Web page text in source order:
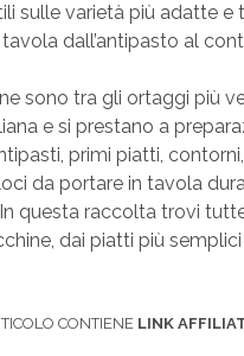
sulle varietà più adatte e
dall’antipasto al
sono tra gli ortaggi più
e si prestano a
primi piatti,
da portare in tavola
questa raccolta trovi
dai piatti più
CONTIENE LINK